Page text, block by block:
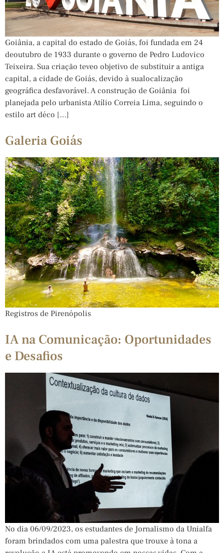
Goiânia, a capital do estado de Goiás, foi fundada em 24
deoutubro de 1933 durante o governo de Pedro Ludovico
Teixeira. Sua criação teveo objetivo de substituir a antiga
capital, a cidade de Goiás, devido à sualocalização
geográfica desfavorável. A construção de Goiânia foi
planejada pelo urbanista Atílio Correia Lima, seguindo o
estilo art déco […]
Galeria Goiás
Registros de Pirenópolis
IA na Comunicação: Oportunidades
e Desafios
No dia 06/09/2023, os estudantes de Jornalismo da Unialfa
foram brindados com uma palestra que trouxe à tona a